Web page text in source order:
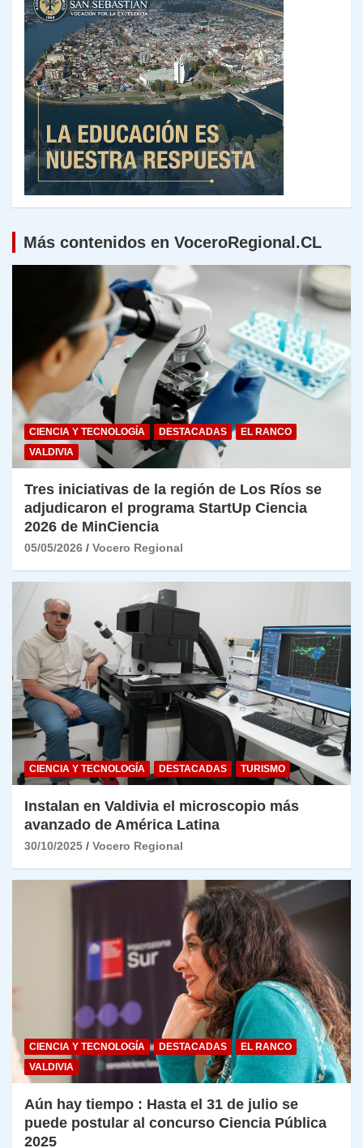
Más contenidos en VoceroRegional.CL
CIENCIA Y TECNOLOGÍA DESTACADAS
EL RANCO
VALDIVIA
Tres iniciativas de la región de Los Ríos se
adjudicaron el programa StartUp Ciencia
2026 de MinCiencia
05/05/2026 Vocero Regional
CIENCIA Y TECNOLOGÍA DESTACADAS TURISMO
Instalan en Valdivia el microscopio más
avanzado de América Latina
30/10/2025 Vocero Regional
CIENCIA Y TECNOLOGÍA DESTACADAS
EL RANCO
VALDIVIA
Aún hay tiempo : Hasta el 31 de julio se
puede postular al concurso Ciencia Pública
2025